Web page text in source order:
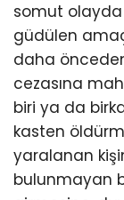
somut olayda
güdülen
daha
cezasına
biri ya da
kasten
yaralanan
bulunmayan